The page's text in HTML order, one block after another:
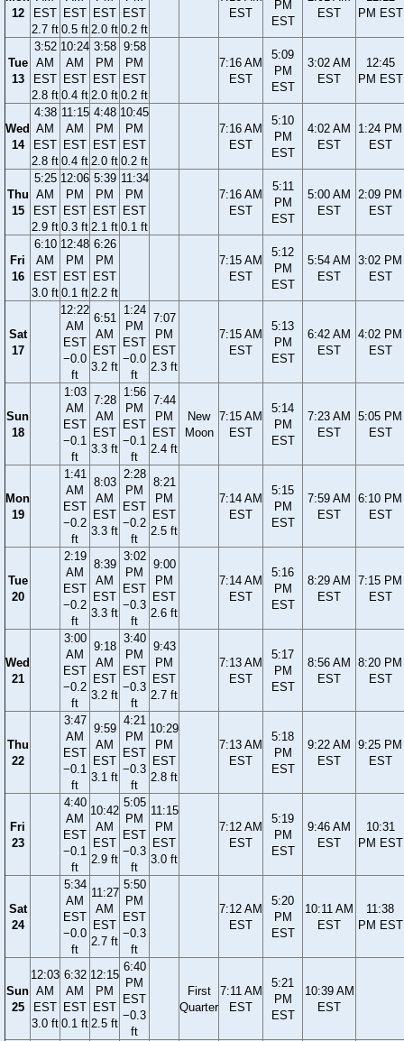
12
EST
2.7 ft
EST
0.5 ft
EST
2.0 ft
EST
0.2 ft
EST
PM
EST
EST
PM EST
Tue
13
3:52
AM
EST
2.8 ft
10:24
AM
EST
0.4 ft
3:58
PM
EST
2.0 ft
9:58
PM
EST
0.2 ft
7:16 AM
EST
5:09
PM
EST
3:02 AM
EST
12:45
PM EST
Wed
14
4:38
AM
EST
2.8 ft
11:15
AM
EST
0.4 ft
4:48
PM
EST
2.0 ft
10:45
PM
EST
0.2 ft
7:16 AM
EST
5:10
PM
EST
4:02 AM
EST
1:24 PM
EST
Thu
15
5:25
AM
EST
2.9 ft
12:06
PM
EST
0.3 ft
5:39
PM
EST
2.1 ft
11:34
PM
EST
0.1 ft
7:16 AM
EST
5:11
PM
EST
5:00 AM
EST
2:09 PM
EST
Fri
16
6:10
AM
EST
3.0 ft
12:48
PM
EST
0.1 ft
6:26
PM
EST
2.2 ft
7:15 AM
EST
5:12
PM
EST
5:54 AM
EST
3:02 PM
EST
Sat
17
12:22
AM
EST
−0.0
ft
6:51
AM
EST
3.2 ft
1:24
PM
EST
−0.0
ft
7:07
PM
EST
2.3 ft
7:15 AM
EST
5:13
PM
EST
6:42 AM
EST
4:02 PM
EST
Sun
18
1:03
AM
EST
−0.1
ft
7:28
AM
EST
3.3 ft
1:56
PM
EST
−0.1
ft
7:44
PM
EST
2.4 ft
New
Moon
7:15 AM
EST
5:14
PM
EST
7:23 AM
EST
5:05 PM
EST
Mon
19
1:41
AM
EST
−0.2
ft
8:03
AM
EST
3.3 ft
2:28
PM
EST
−0.2
ft
8:21
PM
EST
2.5 ft
7:14 AM
EST
5:15
PM
EST
7:59 AM
EST
6:10 PM
EST
Tue
20
2:19
AM
EST
−0.2
ft
8:39
AM
EST
3.3 ft
3:02
PM
EST
−0.3
ft
9:00
PM
EST
2.6 ft
7:14 AM
EST
5:16
PM
EST
8:29 AM
EST
7:15 PM
EST
Wed
21
3:00
AM
EST
−0.2
ft
9:18
AM
EST
3.2 ft
3:40
PM
EST
−0.3
ft
9:43
PM
EST
2.7 ft
7:13 AM
EST
5:17
PM
EST
8:56 AM
EST
8:20 PM
EST
Thu
22
3:47
AM
EST
−0.1
ft
9:59
AM
EST
3.1 ft
4:21
PM
EST
−0.3
ft
10:29
PM
EST
2.8 ft
7:13 AM
EST
5:18
PM
EST
9:22 AM
EST
9:25 PM
EST
Fri
23
4:40
AM
EST
−0.1
ft
10:42
AM
EST
2.9 ft
5:05
PM
EST
−0.3
ft
11:15
PM
EST
3.0 ft
7:12 AM
EST
5:19
PM
EST
9:46 AM
EST
10:31
PM EST
Sat
24
5:34
AM
EST
−0.0
ft
11:27
AM
EST
2.7 ft
5:50
PM
EST
−0.3
ft
7:12 AM
EST
5:20
PM
EST
10:11 AM
EST
11:38
PM EST
Sun
25
12:03
AM
EST
3.0 ft
6:32
AM
EST
0.1 ft
12:15
PM
EST
2.5 ft
6:40
PM
EST
−0.3
ft
First
Quarter
7:11 AM
EST
5:21
PM
EST
10:39 AM
EST